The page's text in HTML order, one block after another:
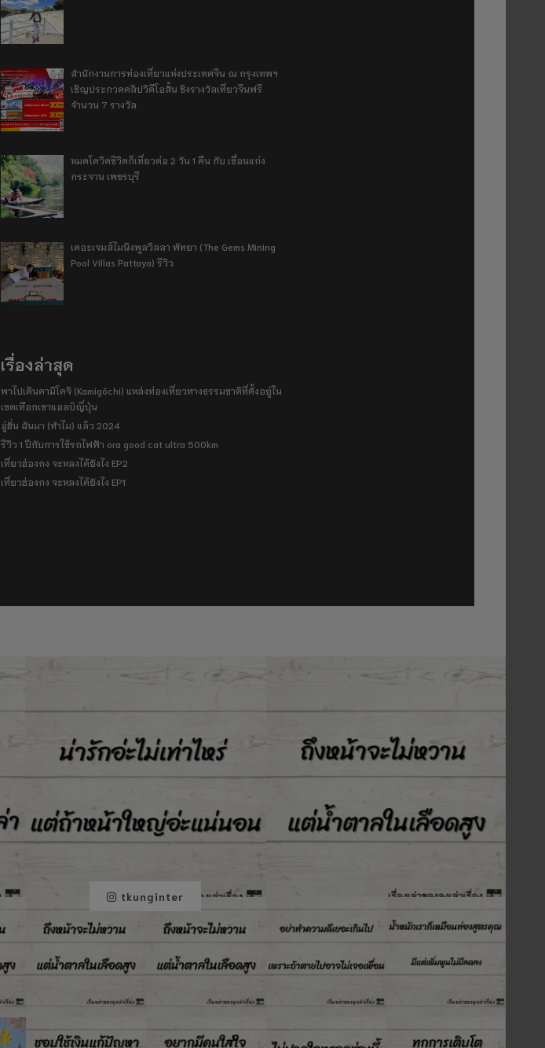
สำนักงานการท่องเที่ยวแห่งประเทศจีน ณ กรุงเทพฯ
เชิญประกวดคลิปวิดีโอสั้น ชิงรางวัลเที่ยวจีนฟรี
จำนวน 7 รางวัล
หมดโควิดชีวิตก็เที่ยวต่อ 2 วัน 1 คืน กับ เขื่อนแก่ง
กระจาน เพชรบุรี
เดอะเจมส์ไมนิงพูลวิลลา พัทยา (The Gems Mining
Pool Villas Pattaya) รีวิว
เรื่องล่าสุด
พาไปเดินคามิโคจิ (Kamigōchi) แหล่งท่องเที่ยวทางธรรมชาติที่ตั้งอยู่ใน
เขตเทือกเขาแอลป์ญี่ปุ่น
อู่ฮั่น ฉันมา (ทำไม) แล้ว 2024
รีวิว 1 ปีกับการใช้รถไฟฟ้า ora good cat ultra 500km
เที่ยวฮ่องกง จะหลงได้ยังไง EP2
เที่ยวฮ่องกง จะหลงได้ยังไง EP1
tkunginter